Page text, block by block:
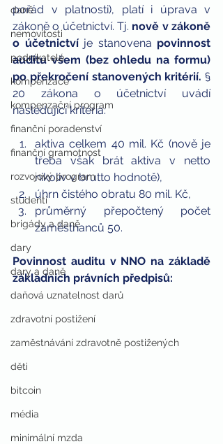
daně
nemovitosti
podnikatelé
kompenzace
kompenzační program
finanční poradenství
finanční gramotnost
rozvojový program
studenti
brigády a daně
dary
dary a daně
daňová uznatelnost darů
zdravotní postižení
zaměstnávání zdravotně postižených
děti
bitcoin
média
minimální mzda
pořád v platnosti), platí i úprava v
zákoně o účetnictví. Tj. nově v zákoně
o účetnictví je stanovena povinnost
auditu všem (bez ohledu na formu)
po překročení stanovených kritérií. §
20 zákona o účetnictví uvádí
následující kritéria:
aktiva celkem 40 mil. Kč (nově je
třeba však brát aktiva v netto
nikoliv v brutto hodnotě),
úhrn čistého obratu 80 mil. Kč,
průměrný přepočtený počet
zaměstnanců 50.
Povinnost auditu v NNO na základě
základních právních předpisů: